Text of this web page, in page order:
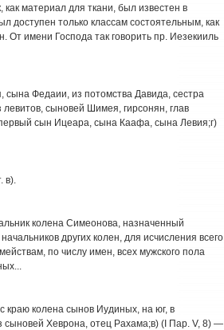
материал для ткани, был известен в
доступен только классам состоятельным, как
От имени Господа так говорить пр. Иезекииль
Федаии, из потомства Давида, сестра
сыновей Шимея, гирсонян, глав
сын Ицеара, сына Каафа, сына Левия;г)
колена Симеонова, назначенный
других колен, для исчисления всего
по числу имен, всех мужского пола
краю колена сынов Иудиных, на юг, в
Хеврона, отец Рахама;в) (I Пар. V, 8) —